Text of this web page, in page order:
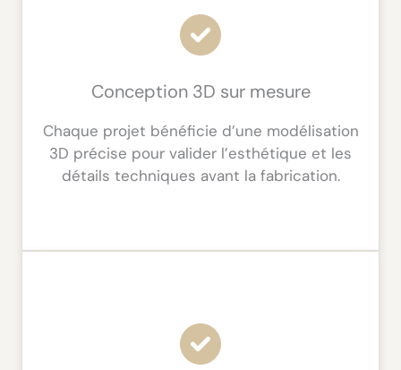
Conception 3D sur mesure
Chaque projet bénéficie d’une modélisation
3D précise pour valider l’esthétique et les
détails techniques avant la fabrication.